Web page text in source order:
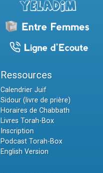
Ressources
Calendrier Juif
Sidour (livre de prière)
Horaires de Chabbath
Livres Torah-Box
Inscription
Podcast Torah-Box
English Version